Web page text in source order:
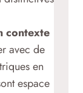
contexte
avec de
en
espace